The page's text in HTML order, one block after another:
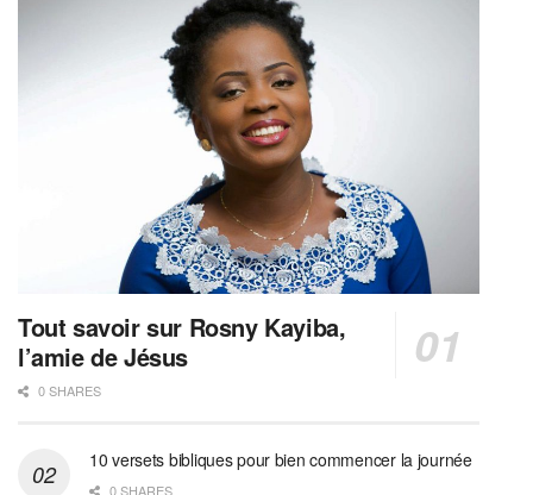
Tout savoir sur Rosny Kayiba,
l’amie de Jésus
0 SHARES
10 versets bibliques pour bien commencer la journée
0 SHARES